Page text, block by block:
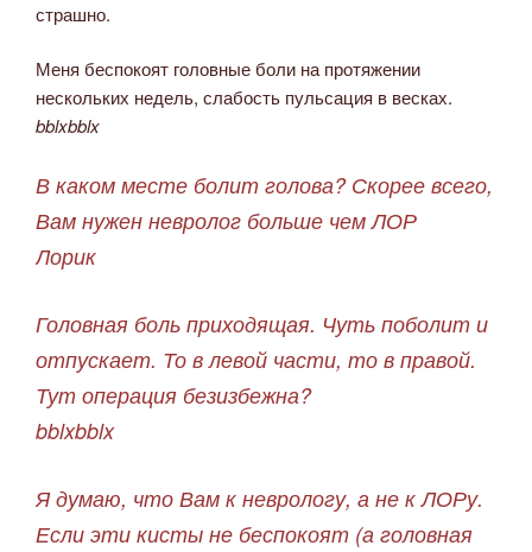
страшно.
Меня беспокоят головные боли на протяжении
нескольких недель, слабость пульсация в весках.
bblxbblx
В каком месте болит голова? Скорее всего,
Вам нужен невролог больше чем ЛОР
Лорик
Головная боль приходящая. Чуть поболит и
отпускает. То в левой части, то в правой.
Тут операция безизбежна?
bblxbblx
Я думаю, что Вам к неврологу, а не к ЛОРу.
Если эти кисты не беспокоят (а головная